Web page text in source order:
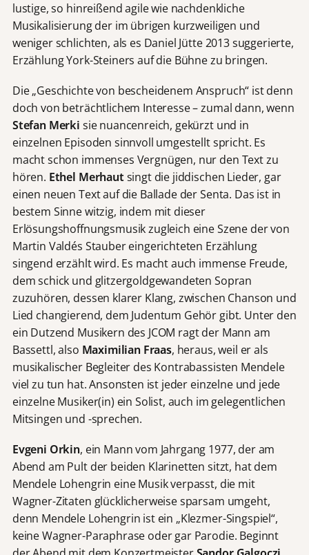
lustige, so hinreißend agile wie nachdenkliche
Musikalisierung der im übrigen kurzweiligen und
weniger schlichten, als es Daniel Jütte 2013 suggerierte,
Erzählung York-Steiners auf die Bühne zu bringen.
Die „Geschichte von bescheidenem Anspruch“ ist denn
doch von beträchtlichem Interesse – zumal dann, wenn
Stefan Merki sie nuancenreich, gekürzt und in
einzelnen Episoden sinnvoll umgestellt spricht. Es
macht schon immenses Vergnügen, nur den Text zu
hören. Ethel Merhautsingt die jiddischen Lieder, gar
einen neuen Text auf die Ballade der Senta. Das ist in
bestem Sinne witzig, indem mit dieser
Erlösungshoffnungsmusik zugleich eine Szene der von
Martin Valdés Stauber eingerichteten Erzählung
singend erzählt wird. Es macht auch immense Freude,
dem schick und glitzergoldgewandeten Sopran
zuzuhören, dessen klarer Klang, zwischen Chanson und
Lied changierend, dem Judentum Gehör gibt. Unter den
ein Dutzend Musikern des JCOM ragt der Mann am
Bassettl, also Maximilian Fraas, heraus, weil er als
musikalischer Begleiter des Kontrabassisten Mendele
viel zu tun hat. Ansonsten ist jeder einzelne und jede
einzelne Musiker(in) ein Solist, auch im gelegentlichen
Mitsingen und -sprechen.
Evgeni Orkin, ein Mann vom Jahrgang 1977, der am
Abend am Pult der beiden Klarinetten sitzt, hat dem
Mendele Lohengrin eine Musik verpasst, die mit
Wagner-Zitaten glücklicherweise sparsam umgeht,
denn Mendele Lohengrin ist ein „Klezmer-Singspiel“,
keine Wagner-Paraphrase oder gar Parodie. Beginnt